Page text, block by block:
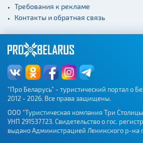
Требования к рекламе
Контакты и обратная связь
"Про Беларусь" - туристический портал о
2012 - 2026. Все права защищены.
ООО "Туристическая компания Три
УНП 291537723. Свидетельство о гос.
выдано Администрацией Ленинского р-на